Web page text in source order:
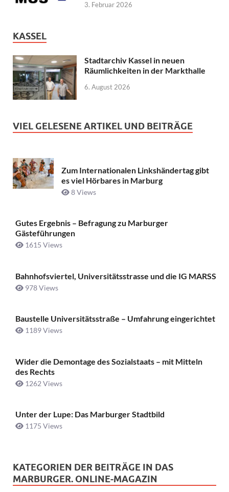
3. Februar 2026
KASSEL
Stadtarchiv Kassel in neuen
Räumlichkeiten in der Markthalle
6. August 2026
VIEL GELESENE ARTIKEL UND BEITRÄGE
Zum Internationalen Linkshändertag gibt
es viel Hörbares in Marburg
8 Views
Gutes Ergebnis – Befragung zu Marburger
Gästeführungen
1615 Views
Bahnhofsviertel, Universitätsstrasse und die IG MARSS
978 Views
Baustelle Universitätsstraße ­– Umfahrung eingerichtet
1189 Views
Wider die Demontage des Sozialstaats – mit Mitteln
des Rechts
1262 Views
Unter der Lupe: Das Marburger Stadtbild
1175 Views
KATEGORIEN DER BEITRÄGE IN DAS
MARBURGER. ONLINE-MAGAZIN